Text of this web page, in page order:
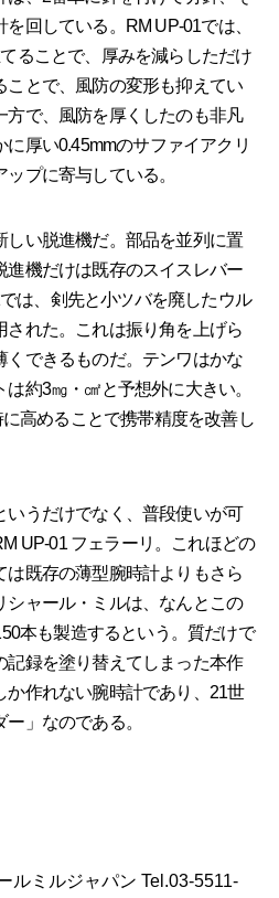
回している。RM UP-01では、
ることで、厚みを減らしただけ
ことで、風防の変形も抑えてい
方で、風防を厚くしたのも非凡
厚い0.45mmのサファイアクリ
プに寄与している。
い脱進機だ。部品を並列に置
進機だけは既存のスイスレバー
は、剣先と小ツバを廃したウル
された。これは振り角を上げら
くできるものだ。テンワはかな
約3㎎・㎠と予想外に大きい。
高めることで携帯精度を改善し
うだけでなく、普段使いが可
UP-01 フェラーリ。これほどの
は既存の薄型腕時計よりもさら
シャール・ミルは、なんとこの
本も製造するという。質だけで
記録を塗り替えてしまった本作
か作れない腕時計であり、21世
」なのである。
ルミルジャパン Tel.03-5511-